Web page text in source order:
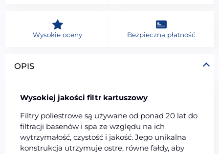
OPIS
Wysokiej jakości filtr kartuszowy
Filtry poliestrowe są używane od ponad 20 lat do
filtracji basenów i spa ze względu na ich
wytrzymałość, czystość i jakość. Jego unikalna
konstrukcja utrzymuje ostre, równe fałdy, aby
Wysokie oceny Bezpieczna płatność